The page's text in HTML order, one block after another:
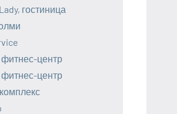
гостиница
фитнес-центр
фитнес-центр